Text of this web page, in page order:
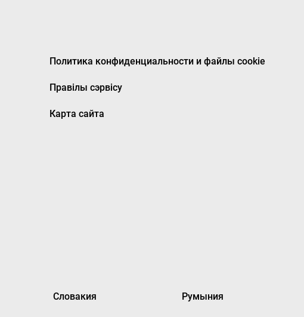
Политика конфиденциальности и файлы cookie
Правілы сэрвісу
Карта сайта
Словакия Румыния